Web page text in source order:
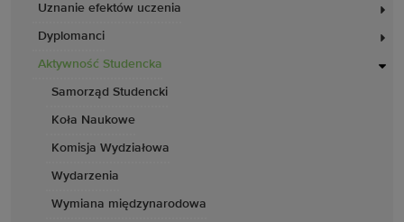
Uznanie efektów uczenia
Dyplomanci
Aktywność Studencka
Samorząd Studencki
Koła Naukowe
Komisja Wydziałowa
Wydarzenia
Wymiana międzynarodowa